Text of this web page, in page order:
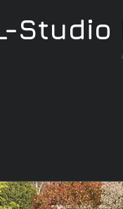
Studio